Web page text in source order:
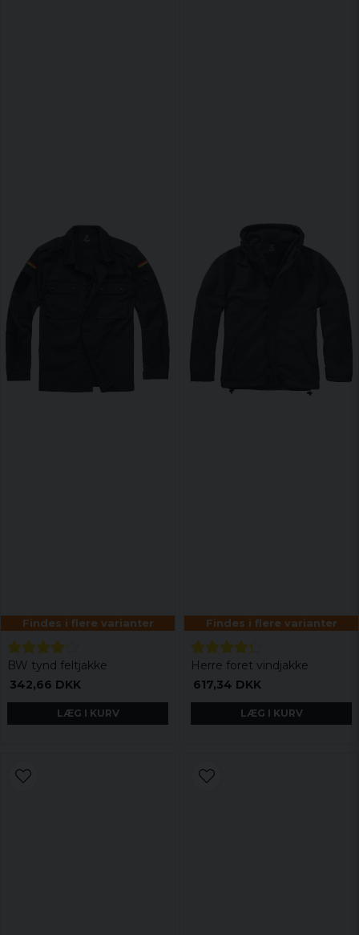
Findes i flere varianter
BW tynd feltjakke
342,66 DKK
LÆG I KURV
Findes i flere varianter
Herre foret vindjakke
617,34 DKK
LÆG I KURV